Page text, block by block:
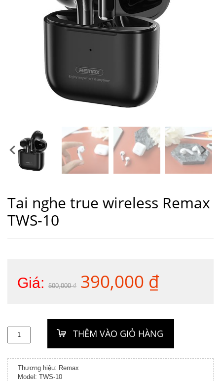
Tai nghe true wireless Remax
TWS-10
Giá: 500,000₫
Giá
là:
500,000 ₫.
390,000 ₫Giá
tại
là:
390,000
Thương hiệu: Remax
Model: TWS-10